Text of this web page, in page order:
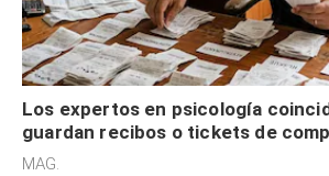
Los expertos en psicología
guardan recibos o tickets de
son acumuladores, sino que
MAG.